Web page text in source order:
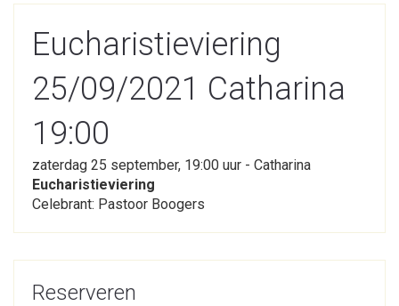
Eucharistieviering
25/09/2021 Catharina
19:00
zaterdag 25 september, 19:00 uur - Catharina
Eucharistieviering
Celebrant: Pastoor Boogers
Reserveren